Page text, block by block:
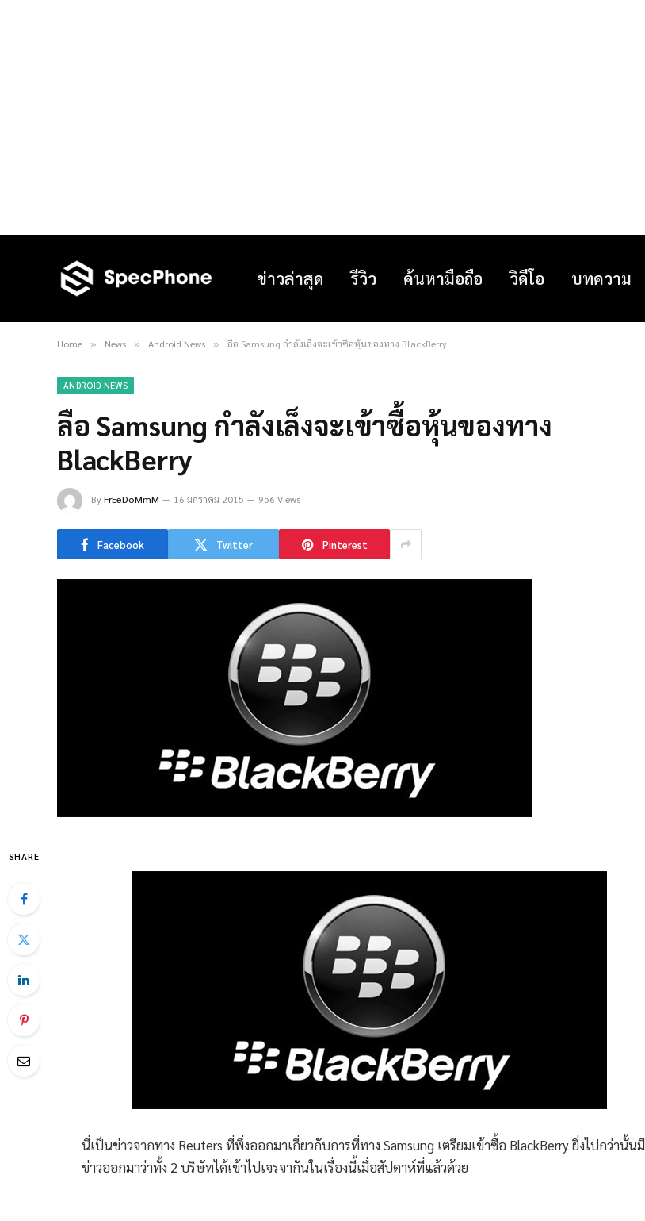
ข่าวล่าสุด รีวิว ค้นหามือถือ วิดีโอ บทความ
Home » News » Android News » ลือ Samsung กำลังเล็งจะเข้าซื้อหุ้นของทาง BlackBerry
ANDROID NEWS
ลือ Samsung กำลังเล็งจะเข้าซื้อหุ้นของทาง
BlackBerry
ByFrEeDoMmM 16 มกราคม 2015 956 Views
Facebook Twitter Pinterest
SHARE
นี่เป็นข่าวจากทาง Reuters ที่พึ่งออกมาเกี่ยวกับการที่ทาง Samsung เตรียมเข้าซื้อ BlackBerry ยิ่งไปกว่านั้นมี
ข่าวออกมาว่าทั้ง 2 บริษัทได้เข้าไปเจรจากันในเรื่องนี้เมื่อสัปดาห์ที่แล้วด้วย